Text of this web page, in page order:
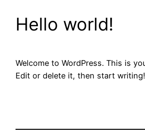
Hello world!
Welcome to WordPress. This is
Edit or delete it, then start writing!